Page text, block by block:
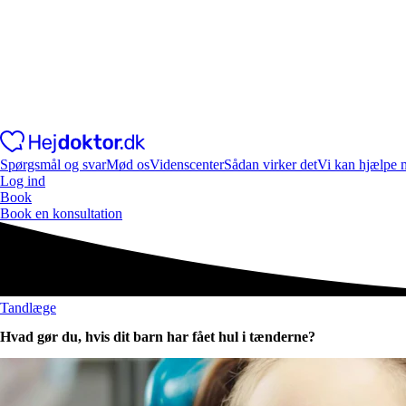
Spørgsmål og svarMød osVidenscenterSådan virker detVi kan hjælpe
Log ind
Book
Book en konsultation
Tandlæge
Hvad gør du, hvis dit barn har fået hul i tænderne?